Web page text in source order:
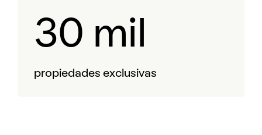
30 mil
propiedades exclusivas